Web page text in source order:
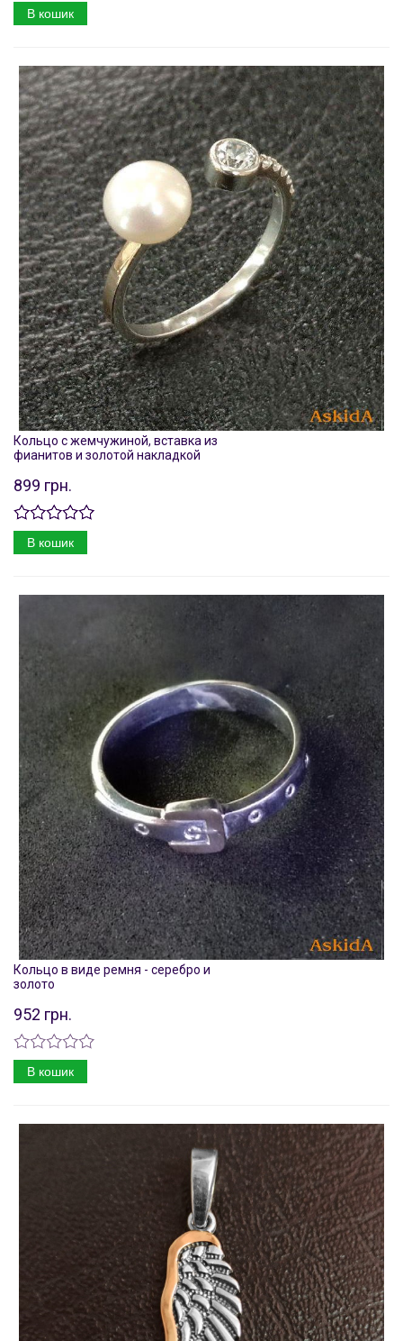
В кошик
Кольцо с жемчужиной, вставка из
фианитов и золотой накладкой
899 грн.
В кошик
Кольцо в виде ремня - серебро и
золото
952 грн.
В кошик